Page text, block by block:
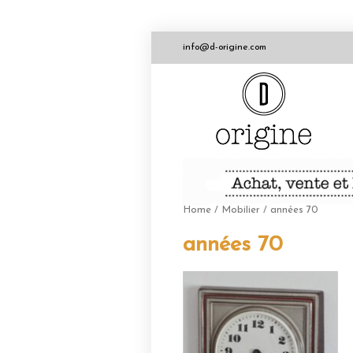
info@d-origine.com
Home / Mobilier / années 70
années 70